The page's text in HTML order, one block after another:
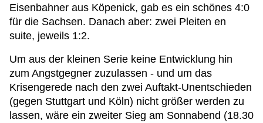
Eisenbahner aus Köpenick, gab es ein schönes 4:0
für die Sachsen. Danach aber: zwei Pleiten en
suite, jeweils 1:2.
Um aus der kleinen Serie keine Entwicklung hin
zum Angstgegner zuzulassen - und um das
Krisengerede nach den zwei Auftakt-Unentschieden
(gegen Stuttgart und Köln) nicht größer werden zu
lassen, wäre ein zweiter Sieg am Sonnabend (18.30